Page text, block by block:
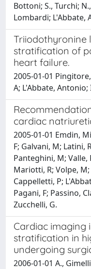
Bottoni; S., Turchi;
Lombardi; L'Abbate,
Triiodothyronine
stratification of
heart failure.
2005-01-01
A; L'Abbate, Antonio;
cardiac
2005-01-01 Emdin,
F; Galvani, M; Latini,
Panteghini, M; Valle,
Mariotti, R; Volpe,
Cappelletti, P;
Pagani, F; Passino,
Zucchelli, G.
Cardiac imaging
stratification in
undergoing
2006-01-01 A.,